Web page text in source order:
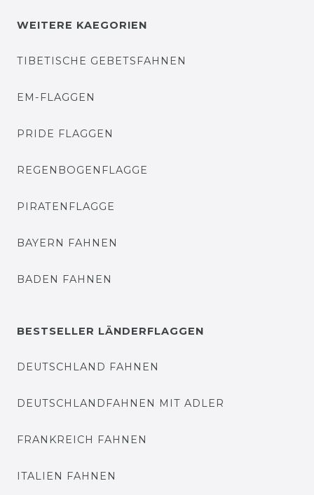
WEITERE KAEGORIEN
TIBETISCHE GEBETSFAHNEN
EM-FLAGGEN
PRIDE FLAGGEN
REGENBOGENFLAGGE
PIRATENFLAGGE
BAYERN FAHNEN
BADEN FAHNEN
BESTSELLER LÄNDERFLAGGEN
DEUTSCHLAND FAHNEN
DEUTSCHLANDFAHNEN MIT ADLER
FRANKREICH FAHNEN
ITALIEN FAHNEN